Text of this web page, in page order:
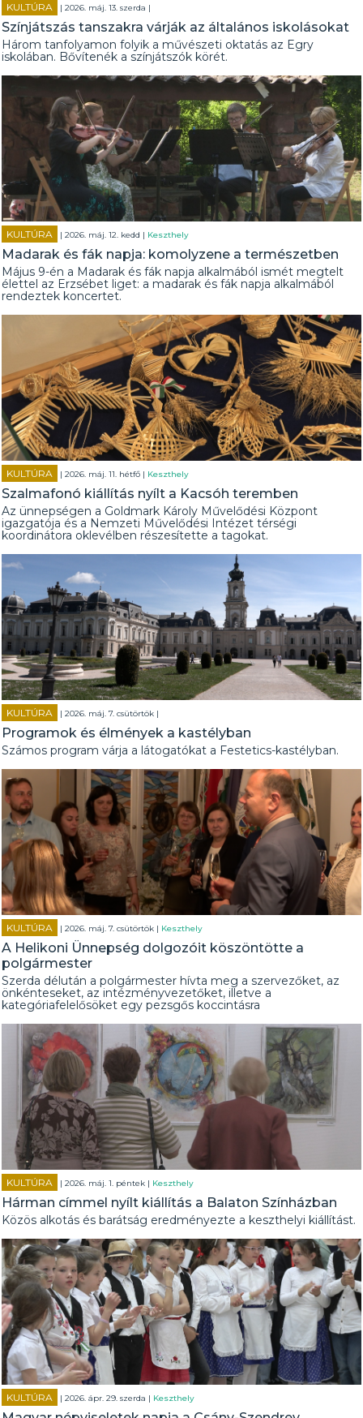
KULTÚRA | 2026. máj. 13. szerda |
Színjátszás tanszakra várják az általános iskolásokat
Három tanfolyamon folyik a művészeti oktatás az Egry
iskolában. Bővítenék a színjátszók körét.
KULTÚRA | 2026. máj. 12. kedd | Keszthely
Madarak és fák napja: komolyzene a természetben
Május 9-én a Madarak és fák napja alkalmából ismét megtelt
élettel az Erzsébet liget: a madarak és fák napja alkalmából
rendeztek koncertet.
KULTÚRA | 2026. máj. 11. hétfő | Keszthely
Szalmafonó kiállítás nyílt a Kacsóh teremben
Az ünnepségen a Goldmark Károly Művelődési Központ
igazgatója és a Nemzeti Művelődési Intézet térségi
koordinátora oklevélben részesítette a tagokat.
KULTÚRA | 2026. máj. 7. csütörtök |
Programok és élmények a kastélyban
Számos program várja a látogatókat a Festetics-kastélyban.
KULTÚRA | 2026. máj. 7. csütörtök | Keszthely
A Helikoni Ünnepség dolgozóit köszöntötte a
polgármester
Szerda délután a polgármester hívta meg a szervezőket, az
önkénteseket, az intézményvezetőket, illetve a
kategóriafelelősöket egy pezsgős koccintásra
KULTÚRA | 2026. máj. 1. péntek | Keszthely
Hárman címmel nyílt kiállítás a Balaton Színházban
Közös alkotás és barátság eredményezte a keszthelyi kiállítást.
KULTÚRA | 2026. ápr. 29. szerda | Keszthely